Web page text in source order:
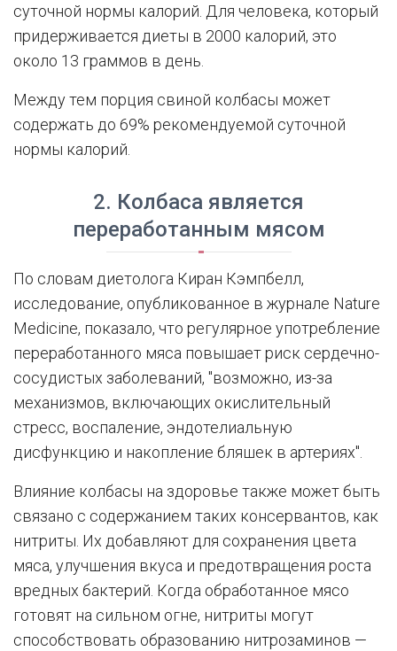
суточной нормы калорий. Для человека, который
придерживается диеты в 2000 калорий, это
около 13 граммов в день.
Между тем порция свиной колбасы может
содержать до 69% рекомендуемой суточной
нормы калорий.
2. Колбаса является
переработанным мясом
По словам диетолога Киран Кэмпбелл,
исследование, опубликованное в журнале Nature
Medicine, показало, что регулярное употребление
переработанного мяса повышает риск сердечно-
сосудистых заболеваний, "возможно, из-за
механизмов, включающих окислительный
стресс, воспаление, эндотелиальную
дисфункцию и накопление бляшек в артериях".
Влияние колбасы на здоровье также может быть
связано с содержанием таких консервантов, как
нитриты. Их добавляют для сохранения цвета
мяса, улучшения вкуса и предотвращения роста
вредных бактерий. Когда обработанное мясо
готовят на сильном огне, нитриты могут
способствовать образованию нитрозаминов —